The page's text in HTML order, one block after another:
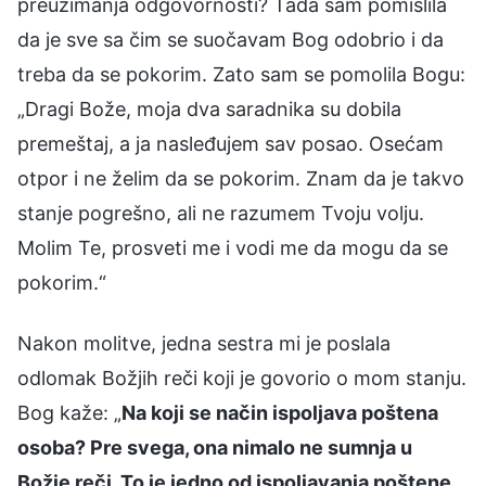
da je sve sa čim se suočavam Bog odobrio i da
treba da se pokorim. Zato sam se pomolila Bogu:
„Dragi Bože, moja dva saradnika su dobila
premeštaj, a ja nasleđujem sav posao. Osećam
otpor i ne želim da se pokorim. Znam da je takvo
stanje pogrešno, ali ne razumem Tvoju volju.
Molim Te, prosveti me i vodi me da mogu da se
pokorim.“
Nakon molitve, jedna sestra mi je poslala
odlomak Božjih reči koji je govorio o mom stanju.
Bog kaže: „Na koji se način ispoljava poštena
osoba? Pre svega, ona nimalo ne sumnja u